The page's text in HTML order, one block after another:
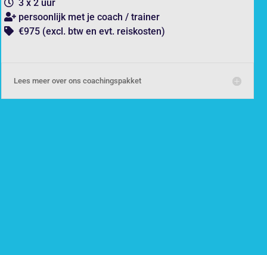
3 x 2 uur
persoonlijk met je coach / trainer
€975 (excl. btw en evt. reiskosten)
Lees meer over ons coachingspakket